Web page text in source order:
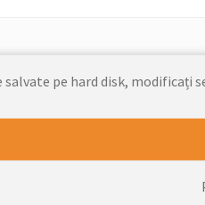
pe hard disk, modificați